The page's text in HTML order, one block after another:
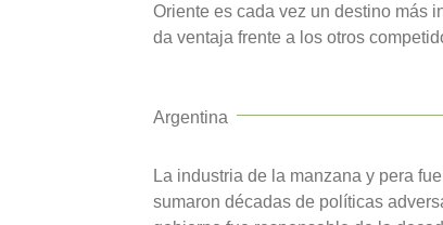
Oriente es cada vez un destino más
da ventaja frente a los otros
Argentina
La industria de la manzana y pera
sumaron décadas de políticas